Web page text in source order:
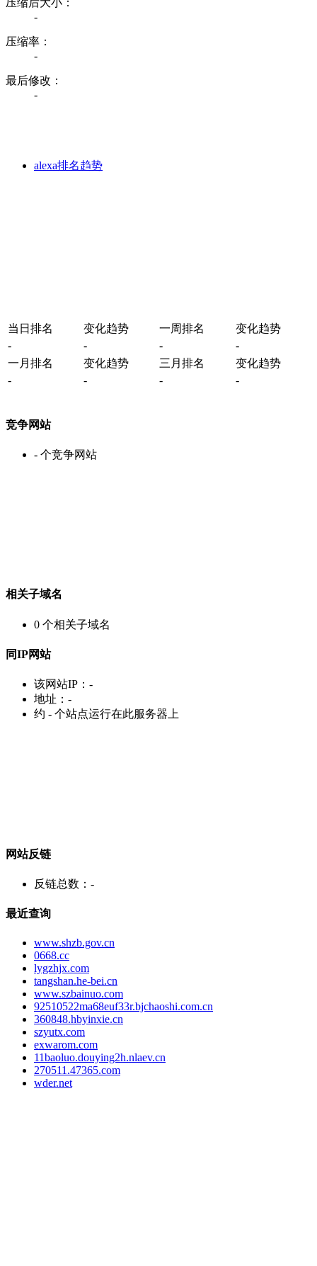
-
压缩率：
-
最后修改：
-
alexa排名趋势
当日排名 变化趋势 一周排名
变化趋势
-
- -
-
一月排名
变化趋势 三月排名
变化趋势
-
- - -
竞争网站
- 个竞争网站
相关子域名
0 个相关子域名
同IP网站
该网站IP： -
地址： -
约 - 个站点运行在此服务器上
网站反链
反链总数： -
最近查询
www.shzb.gov.cn
0668.cc
lygzhjx.com
tangshan.he-bei.cn
www.szbainuo.com
92510522ma68euf33r.bjchaoshi.com.cn
360848.hbyinxie.cn
szyutx.com
exwarom.com
11baoluo.douying2h.nlaev.cn
270511.47365.com
wder.net